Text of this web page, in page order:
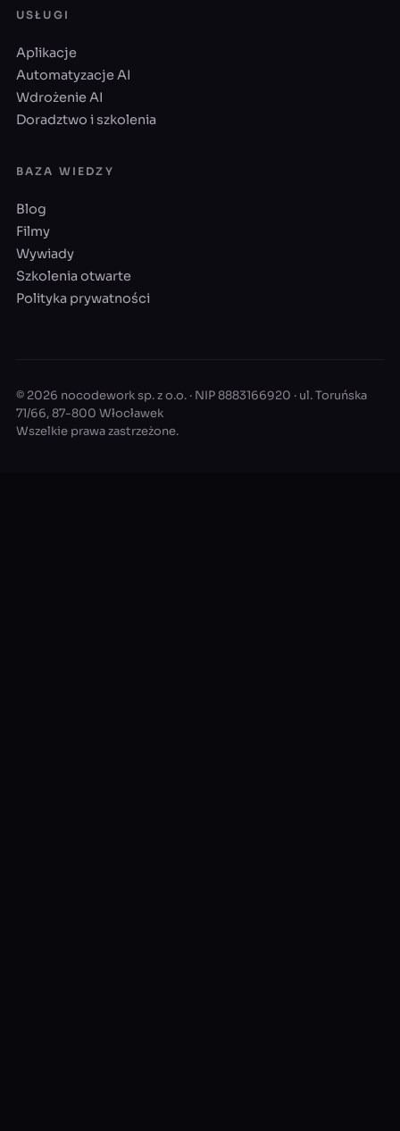
USŁUGI
Aplikacje
Automatyzacje AI
Wdrożenie AI
Doradztwo i szkolenia
BAZA WIEDZY
Blog
Filmy
Wywiady
Szkolenia otwarte
Polityka prywatności
© 2026 nocodework sp. z o.o. · NIP 8883166920 · ul. Toruńska
71/66, 87-800 Włocławek
Wszelkie prawa zastrzeżone.